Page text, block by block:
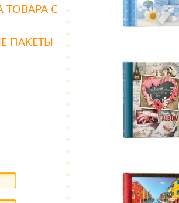
ТОВАРА С
ПАКЕТЫ